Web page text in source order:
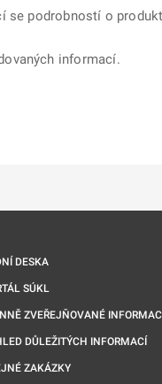
se podrobností o
informací.
kartě
DESKA
SÚKL
ZVEŘEJŇOVANÉ
DŮLEŽITÝCH INFORMACÍ
ZAKÁZKY